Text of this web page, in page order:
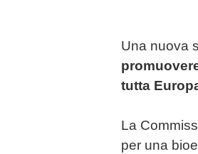
Una nuova
tutta
La
per una